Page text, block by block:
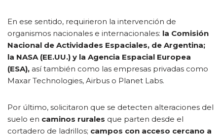
En ese sentido, requirieron la intervención de
organismos nacionales e internacionales: la Comisión
Nacional de Actividades Espaciales, de Argentina;
la NASA (EE.UU.) y la Agencia Espacial Europea
(ESA), así también como las empresas privadas como
Maxar Technologies, Airbus o Planet Labs.
Por último, solicitaron que se detecten alteraciones del
suelo en caminos rurales que parten desde el
cortadero de ladrillos; campos con acceso cercano a